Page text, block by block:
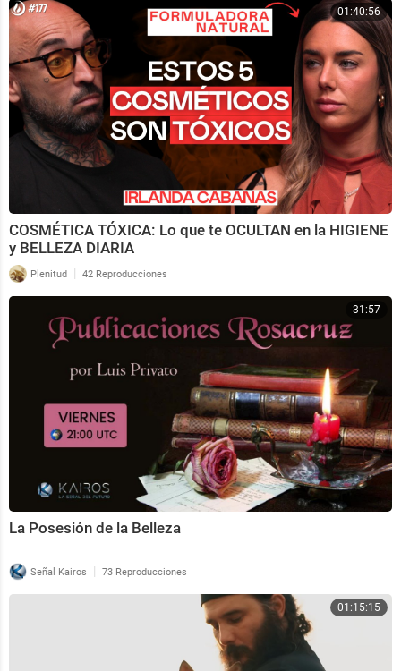
01:40:56
COSMÉTICA TÓXICA: Lo que te OCULTAN en la HIGIENE
y BELLEZA DIARIA
Plenitud | 42 Reproducciones
31:57
La Posesión de la Belleza
Señal Kairos | 73 Reproducciones
01:15:15